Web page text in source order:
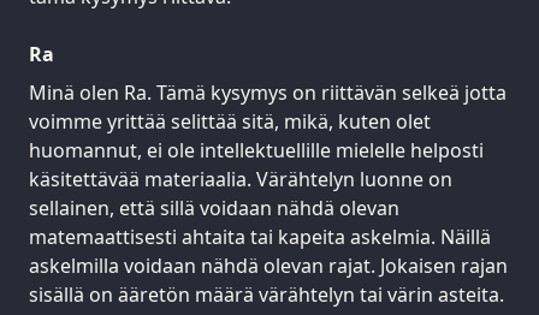
Ra
Minä olen Ra. Tämä kysymys on riittävän selkeä jotta
voimme yrittää selittää sitä, mikä, kuten olet
huomannut, ei ole intellektuellille mielelle helposti
käsitettävää materiaalia. Värähtelyn luonne on
sellainen, että sillä voidaan nähdä olevan
matemaattisesti ahtaita tai kapeita askelmia. Näillä
askelmilla voidaan nähdä olevan rajat. Jokaisen rajan
sisällä on ääretön määrä värähtelyn tai värin asteita.